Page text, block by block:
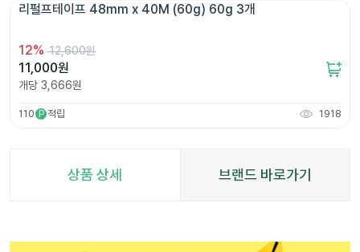
12% 12,600원
11,000원
개당 3,666원
110 P 적립 1918
상품 상세 브랜드 바로가기